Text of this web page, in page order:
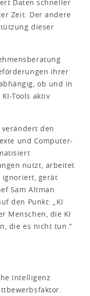
Daten schneller
Zeit. Der andere
dieser
ihrer
ob und in
Tools aktiv
den
und Computer-
nutzt, arbeitet
ignoriert, gerät
Sam Altman
den Punkt: „KI
Menschen, die KI
die es nicht tun.“
Intelligenz